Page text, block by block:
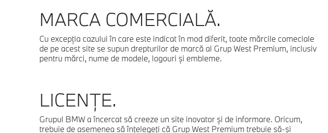
MARCA COMERCIALĂ.
Cu excepţia cazului în care este indicat în mod diferit, toate mărcile comeciale
de pe acest site se supun drepturilor de marcă al Grup West Premium, inclusiv
pentru mărci, nume de modele, logouri şi embleme.
LICENŢE.
Grupul BMW a încercat să creeze un site inovator şi de informare. Oricum,
trebuie de asemenea să înţelegeţi că Grup West Premium trebuie să-şi